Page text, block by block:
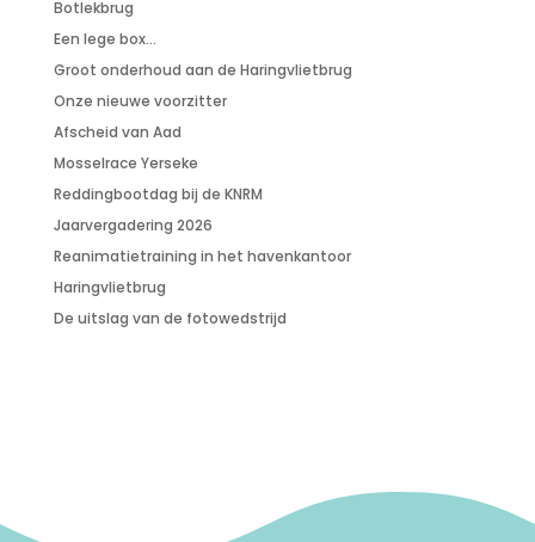
Botlekbrug
Een lege box…
Groot onderhoud aan de Haringvlietbrug
Onze nieuwe voorzitter
Afscheid van Aad
Mosselrace Yerseke
Reddingbootdag bij de KNRM
Jaarvergadering 2026
Reanimatietraining in het havenkantoor
Haringvlietbrug
De uitslag van de fotowedstrijd